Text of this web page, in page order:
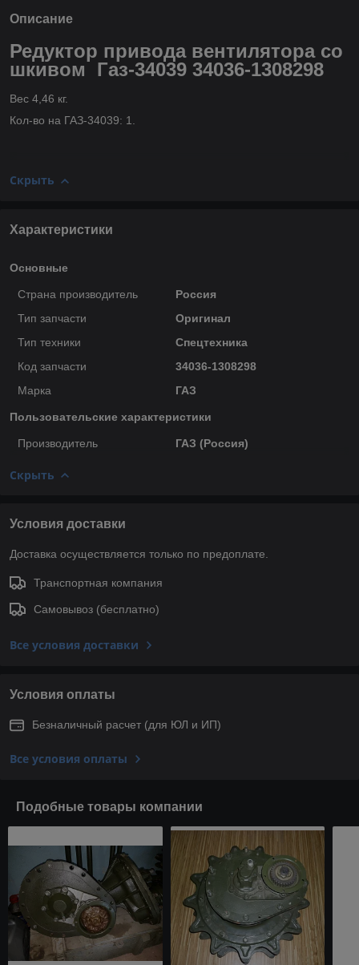
Описание
Редуктор привода вентилятора со
шкивом Газ-34039 34036-1308298
Вес 4,46 кг.
Кол-во на ГАЗ-34039: 1.
Скрыть
Характеристики
Основные
Страна производитель
Россия
Тип запчасти
Оригинал
Тип техники
Спецтехника
Код запчасти
34036-1308298
Марка
ГАЗ
Пользовательские характеристики
Производитель ГАЗ (Россия)
Скрыть
Условия доставки
Доставка осуществляется только по предоплате.
Транспортная компания
Самовывоз (бесплатно)
Все условия доставки
Условия оплаты
Безналичный расчет (для ЮЛ и ИП)
Все условия оплаты
Подобные товары компании